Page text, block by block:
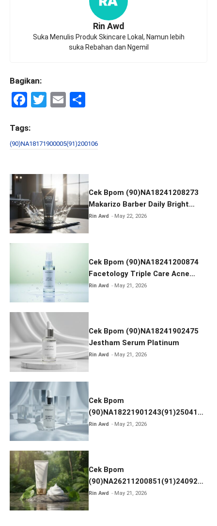
Rin Awd
Suka Menulis Produk Skincare Lokal, Namun lebih
suka Rebahan dan Ngemil
Bagikan:
F
ce
b
o
k
T
er
E
e
Tags:
(90)NA18171900005(91)200106
Cek Bpom (90)NA18241208273
Makarizo Barber Daily Bright
Radiance Face Wash
Rin Awd May 22, 2026
Cek Bpom (90)NA18241200874
Facetology Triple Care Acne
Calm Micellar Water
Rin Awd May 21, 2026
Cek Bpom (90)NA18241902475
Jestham Serum Platinum
Rin Awd May 21, 2026
Cek Bpom
(90)NA18221901243(91)250418
Hanasui Power Bright Serum
Rin Awd May 21, 2026
Cek Bpom
(90)NA26211200851(91)240924
SKIN1004 Madagascar Centella
Rin Awd May 21, 2026